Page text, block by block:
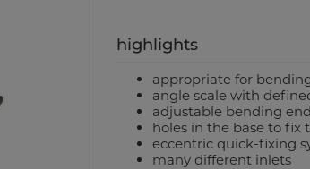
highlights
appropriate for
angle scale with
adjustable bending
holes in the base to
eccentric quick-fixing
many different inlets